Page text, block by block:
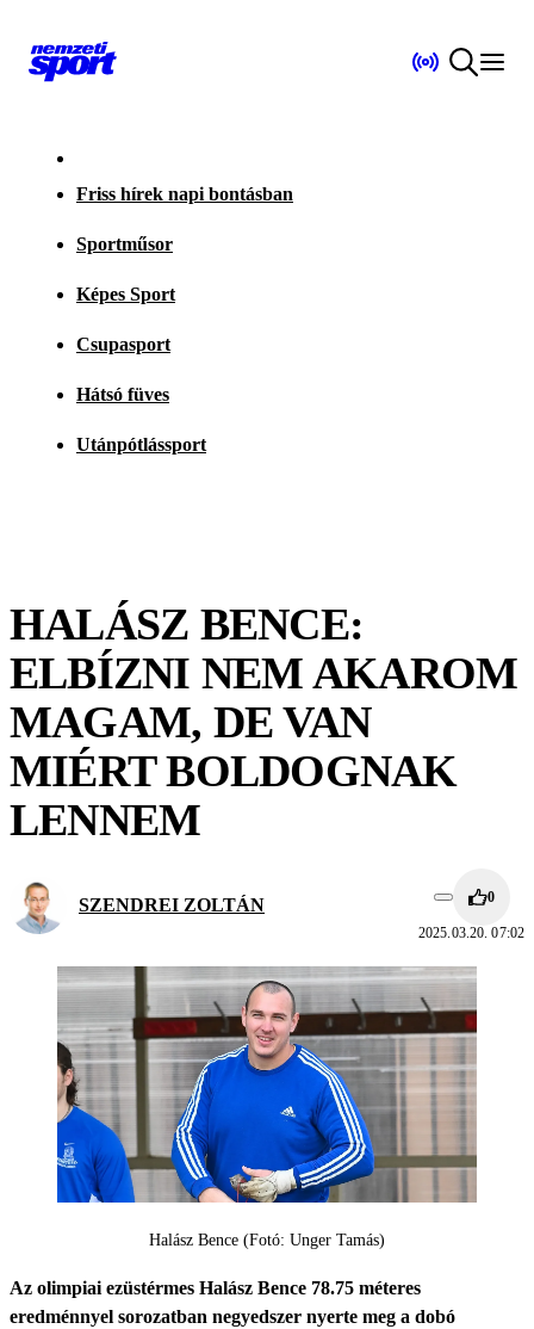
Friss hírek napi bontásban
Sportműsor
Képes Sport
Csupasport
Hátsó füves
Utánpótlássport
HALÁSZ BENCE:
ELBÍZNI NEM AKAROM
MAGAM, DE VAN
MIÉRT BOLDOGNAK
LENNEM
SZENDREI ZOLTÁN 0
2025.03.20. 07:02
Halász Bence (Fotó: Unger Tamás)
Az olimpiai ezüstérmes Halász Bence 78.75 méteres
eredménnyel sorozatban negyedszer nyerte meg a dobó